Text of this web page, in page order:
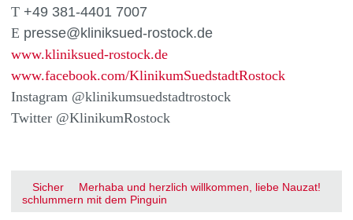
T +49 381-4401 7007
E presse@kliniksued-rostock.de
www.kliniksued-rostock.de
www.facebook.com/KlinikumSuedstadtRostock
Instagram @klinikumsuedstadtrostock
Twitter @KlinikumRostock
Merhaba und herzlich willkommen, liebe Nauzat!
Sicher
schlummern mit dem Pinguin